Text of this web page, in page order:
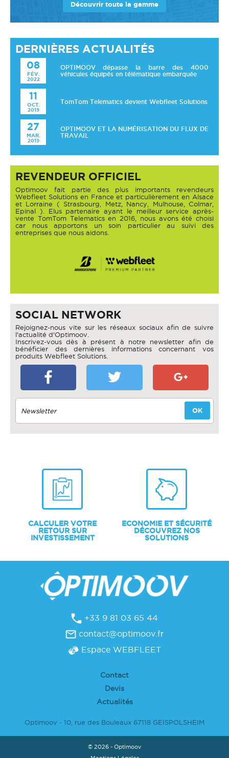
Découvrir toute la gamme
DERNIÈRES ACTUALITÉS
08
FÉV.
2022
OPTIMOOV dépasse la barre des 4000
véhicules équipés en télématique embarquée
11
OCT.
2019
TomTom Telematics devient Webfleet Solutions
27
MAR.
2019
OPTIMOOV ET LA NUMÉRISATION DU FLUX DE
TRAVAIL
REVENDEUR OFFICIEL
Optimoov fait partie des plus importants revendeurs
Webfleet Solutions en France et particulièrement en Alsace
et Lorraine ( Strasbourg, Metz, Nancy, Mulhouse, Colmar,
Epinal ). Elus partenaire ayant le meilleur service après-
vente TomTom Telematics en 2016, nous avons été choisi
car nous apportons un soin particulier au suivi des
entreprises que nous aidons.
SOCIAL NETWORK
Rejoignez-nous vite sur les réseaux sociaux afin de suivre
l'actualité d'Optimoov.
Inscrivez-vous dès à présent à notre newsletter afin de
bénéficier des dernières informations concernant vos
produits Webfleet Solutions.
CALCULER VOTRE
RETOUR SUR
INVESTISSEMENT
ECONOMIE ET SÉCURITÉ
DÉCOUVREZ NOS
SOLUTIONS
+33 9 81 03 65 44
contact@optimoov.fr
Espace WEBFLEET
Contact
Devis
Actualités
Optimoov - 10, rue des Bouleaux 67118 GEISPOLSHEIM
© 2026 - Optimoov